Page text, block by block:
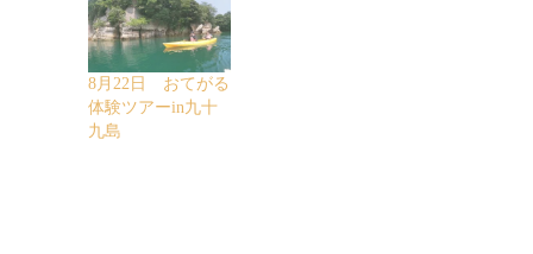
8月22日 おてがる
体験ツアーin九十
九島